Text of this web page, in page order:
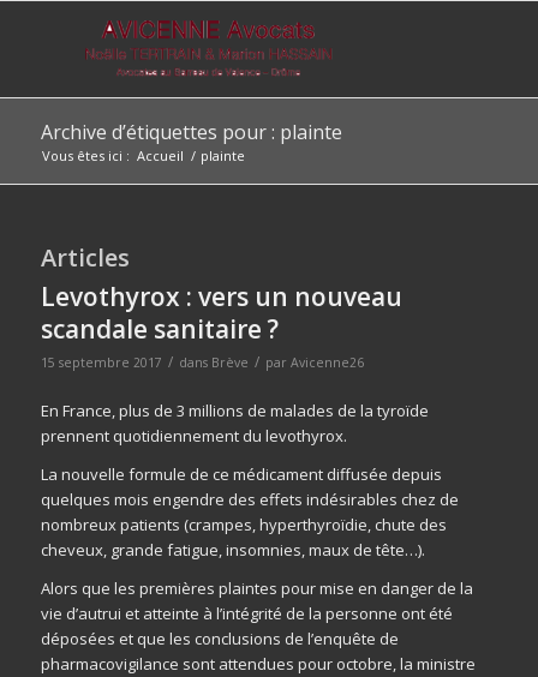
Archive d’étiquettes pour : plainte
Vous êtes ici : Accueil / plainte
Articles
Levothyrox : vers un nouveau
scandale sanitaire ?
15 septembre 2017 / dans Brève / par Avicenne26
En France, plus de 3 millions de malades de la tyroïde
prennent quotidiennement du levothyrox.
La nouvelle formule de ce médicament diffusée depuis
quelques mois engendre des effets indésirables chez de
nombreux patients (crampes, hyperthyroïdie, chute des
cheveux, grande fatigue, insomnies, maux de tête…).
Alors que les premières plaintes pour mise en danger de la
vie d’autrui et atteinte à l’intégrité de la personne ont été
déposées et que les conclusions de l’enquête de
pharmacovigilance sont attendues pour octobre, la ministre